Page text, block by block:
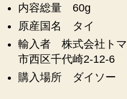
内容総量 60g
原産国名 タイ
輸入者 株式会社ト
市西区千代崎2-12-6
購入場所 ダイソー